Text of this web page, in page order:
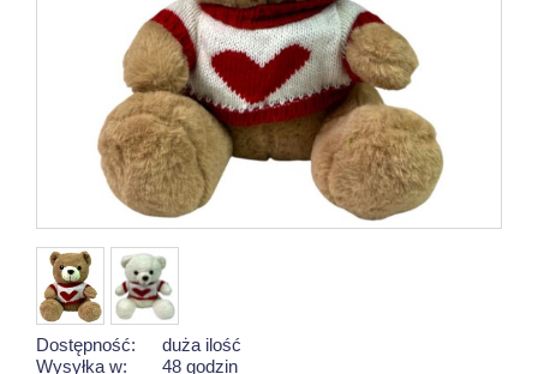
Dostępność:
duża ilość
Wysyłka w:
48 godzin